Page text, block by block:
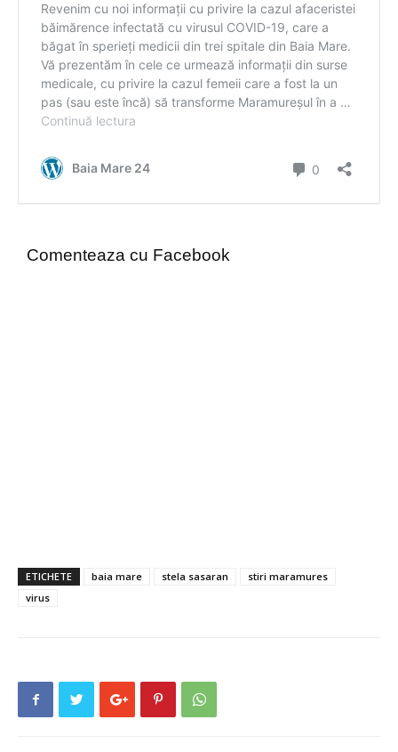
Comenteaza cu Facebook
ETICHETE baia mare stela sasaran
stiri maramures
virus